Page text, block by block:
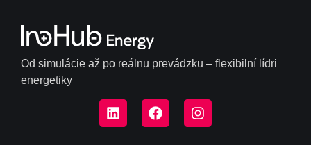
Od simulácie až po reálnu prevádzku – flexibilní lídri
energetiky